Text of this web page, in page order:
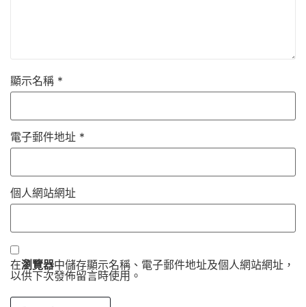
顯示名稱 *
電子郵件地址 *
個人網站網址
在瀏覽器中儲存顯示名稱、電子郵件地址及個人網站網址，
以供下次發佈留言時使用。